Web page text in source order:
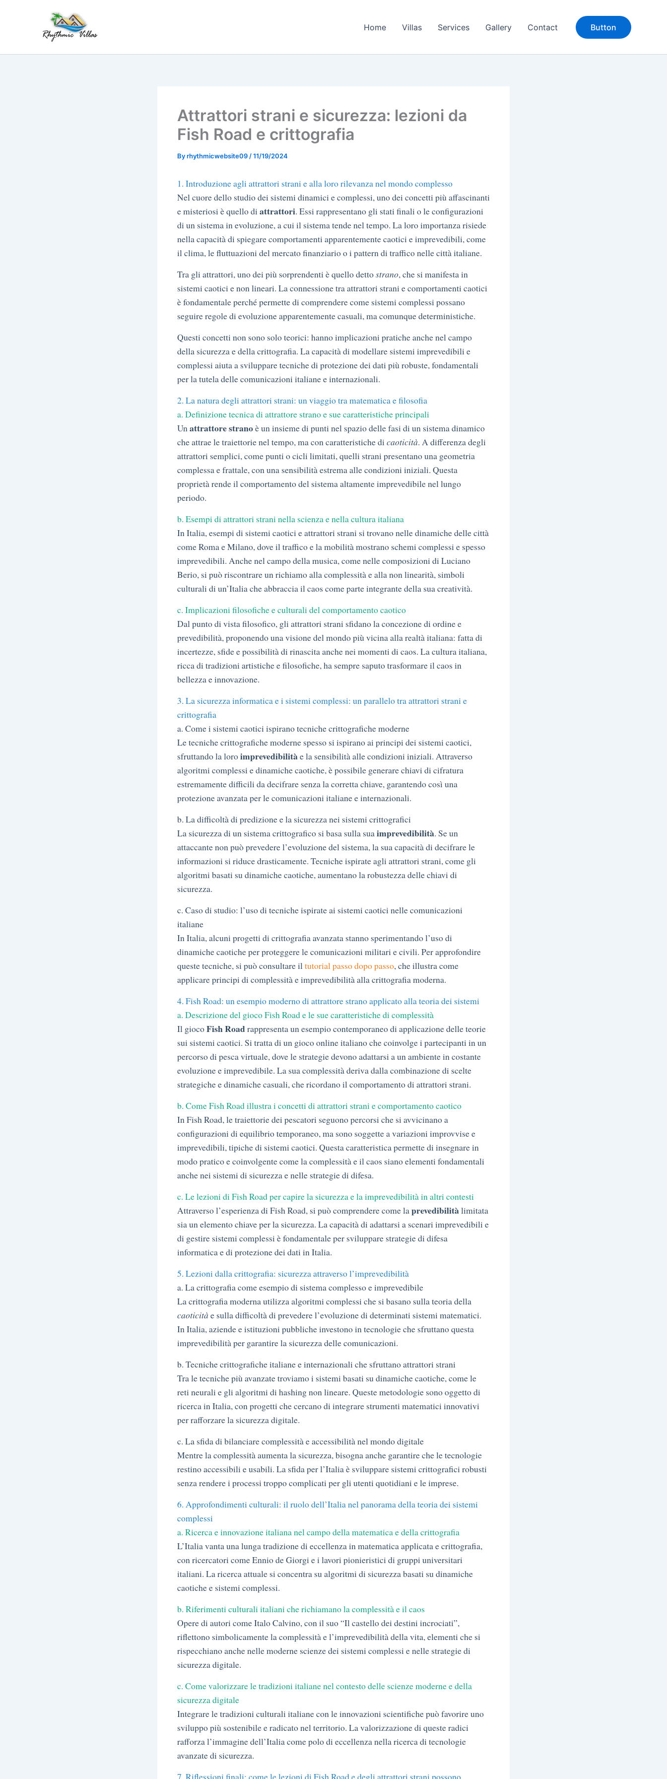
Home Villas Services Gallery Contact Button
Attrattori strani e sicurezza: lezioni da
Fish Road e crittografia
Byrhythmicwebsite09 /11/19/2024
1. Introduzione agli attrattori strani e alla loro rilevanza nel mondo complesso
Nel cuore dello studio dei sistemi dinamici e complessi, uno dei concetti più affascinanti
e misteriosi è quello diattrattori. Essi rappresentano gli stati finali o le configurazioni
di un sistema in evoluzione, a cui il sistema tende nel tempo. La loro importanza risiede
nella capacità di spiegare comportamenti apparentemente caotici e imprevedibili, come
il clima, le fluttuazioni del mercato finanziario o i pattern di traffico nelle città italiane.
Tra gli attrattori, uno dei più sorprendenti è quello dettostrano, che si manifesta in
sistemi caotici e non lineari. La connessione tra attrattori strani e comportamenti caotici
è fondamentale perché permette di comprendere come sistemi complessi possano
seguire regole di evoluzione apparentemente casuali, ma comunque deterministiche.
Questi concetti non sono solo teorici: hanno implicazioni pratiche anche nel campo
della sicurezza e della crittografia. La capacità di modellare sistemi imprevedibili e
complessi aiuta a sviluppare tecniche di protezione dei dati più robuste, fondamentali
per la tutela delle comunicazioni italiane e internazionali.
2. La natura degli attrattori strani: un viaggio tra matematica e filosofia
a. Definizione tecnica di attrattore strano e sue caratteristiche principali
Unattrattore stranoè un insieme di punti nel spazio delle fasi di un sistema dinamico
che attrae le traiettorie nel tempo, ma con caratteristiche dicaoticità. A differenza degli
attrattori semplici, come punti o cicli limitati, quelli strani presentano una geometria
complessa e frattale, con una sensibilità estrema alle condizioni iniziali. Questa
proprietà rende il comportamento del sistema altamente imprevedibile nel lungo
periodo.
b. Esempi di attrattori strani nella scienza e nella cultura italiana
In Italia, esempi di sistemi caotici e attrattori strani si trovano nelle dinamiche delle città
come Roma e Milano, dove il traffico e la mobilità mostrano schemi complessi e spesso
imprevedibili. Anche nel campo della musica, come nelle composizioni di Luciano
Berio, si può riscontrare un richiamo alla complessità e alla non linearità, simboli
culturali di un’Italia che abbraccia il caos come parte integrante della sua creatività.
c. Implicazioni filosofiche e culturali del comportamento caotico
Dal punto di vista filosofico, gli attrattori strani sfidano la concezione di ordine e
prevedibilità, proponendo una visione del mondo più vicina alla realtà italiana: fatta di
incertezze, sfide e possibilità di rinascita anche nei momenti di caos. La cultura italiana,
ricca di tradizioni artistiche e filosofiche, ha sempre saputo trasformare il caos in
bellezza e innovazione.
3. La sicurezza informatica e i sistemi complessi: un parallelo tra attrattori strani e
crittografia
a. Come i sistemi caotici ispirano tecniche crittografiche moderne
Le tecniche crittografiche moderne spesso si ispirano ai principi dei sistemi caotici,
sfruttando la loroimprevedibilitàe la sensibilità alle condizioni iniziali. Attraverso
algoritmi complessi e dinamiche caotiche, è possibile generare chiavi di cifratura
estremamente difficili da decifrare senza la corretta chiave, garantendo così una
protezione avanzata per le comunicazioni italiane e internazionali.
b. La difficoltà di predizione e la sicurezza nei sistemi crittografici
La sicurezza di un sistema crittografico si basa sulla suaimprevedibilità. Se un
attaccante non può prevedere l’evoluzione del sistema, la sua capacità di decifrare le
informazioni si riduce drasticamente. Tecniche ispirate agli attrattori strani, come gli
algoritmi basati su dinamiche caotiche, aumentano la robustezza delle chiavi di
sicurezza.
c. Caso di studio: l’uso di tecniche ispirate ai sistemi caotici nelle comunicazioni
italiane
In Italia, alcuni progetti di crittografia avanzata stanno sperimentando l’uso di
dinamiche caotiche per proteggere le comunicazioni militari e civili. Per approfondire
queste tecniche, si può consultare iltutorial passo dopo passo, che illustra come
applicare principi di complessità e imprevedibilità alla crittografia moderna.
4. Fish Road: un esempio moderno di attrattore strano applicato alla teoria dei sistemi
a. Descrizione del gioco Fish Road e le sue caratteristiche di complessità
Il giocoFish Roadrappresenta un esempio contemporaneo di applicazione delle teorie
sui sistemi caotici. Si tratta di un gioco online italiano che coinvolge i partecipanti in un
percorso di pesca virtuale, dove le strategie devono adattarsi a un ambiente in costante
evoluzione e imprevedibile. La sua complessità deriva dalla combinazione di scelte
strategiche e dinamiche casuali, che ricordano il comportamento di attrattori strani.
b. Come Fish Road illustra i concetti di attrattori strani e comportamento caotico
In Fish Road, le traiettorie dei pescatori seguono percorsi che si avvicinano a
configurazioni di equilibrio temporaneo, ma sono soggette a variazioni improvvise e
imprevedibili, tipiche di sistemi caotici. Questa caratteristica permette di insegnare in
modo pratico e coinvolgente come la complessità e il caos siano elementi fondamentali
anche nei sistemi di sicurezza e nelle strategie di difesa.
c. Le lezioni di Fish Road per capire la sicurezza e la imprevedibilità in altri contesti
Attraverso l’esperienza di Fish Road, si può comprendere come laprevedibilitàlimitata
sia un elemento chiave per la sicurezza. La capacità di adattarsi a scenari imprevedibili e
di gestire sistemi complessi è fondamentale per sviluppare strategie di difesa
informatica e di protezione dei dati in Italia.
5. Lezioni dalla crittografia: sicurezza attraverso l’imprevedibilità
a. La crittografia come esempio di sistema complesso e imprevedibile
La crittografia moderna utilizza algoritmi complessi che si basano sulla teoria della
caoticità e sulla difficoltà di prevedere l’evoluzione di determinati sistemi matematici.
In Italia, aziende e istituzioni pubbliche investono in tecnologie che sfruttano questa
imprevedibilità per garantire la sicurezza delle comunicazioni.
b. Tecniche crittografiche italiane e internazionali che sfruttano attrattori strani
Tra le tecniche più avanzate troviamo i sistemi basati su dinamiche caotiche, come le
reti neurali e gli algoritmi di hashing non lineare. Queste metodologie sono oggetto di
ricerca in Italia, con progetti che cercano di integrare strumenti matematici innovativi
per rafforzare la sicurezza digitale.
c. La sfida di bilanciare complessità e accessibilità nel mondo digitale
Mentre la complessità aumenta la sicurezza, bisogna anche garantire che le tecnologie
restino accessibili e usabili. La sfida per l’Italia è sviluppare sistemi crittografici robusti
senza rendere i processi troppo complicati per gli utenti quotidiani e le imprese.
6. Approfondimenti culturali: il ruolo dell’Italia nel panorama della teoria dei sistemi
complessi
a. Ricerca e innovazione italiana nel campo della matematica e della crittografia
L’Italia vanta una lunga tradizione di eccellenza in matematica applicata e crittografia,
con ricercatori come Ennio de Giorgi e i lavori pionieristici di gruppi universitari
italiani. La ricerca attuale si concentra su algoritmi di sicurezza basati su dinamiche
caotiche e sistemi complessi.
b. Riferimenti culturali italiani che richiamano la complessità e il caos
Opere di autori come Italo Calvino, con il suo “Il castello dei destini incrociati”,
riflettono simbolicamente la complessità e l’imprevedibilità della vita, elementi che si
rispecchiano anche nelle moderne scienze dei sistemi complessi e nelle strategie di
sicurezza digitale.
c. Come valorizzare le tradizioni italiane nel contesto delle scienze moderne e della
sicurezza digitale
Integrare le tradizioni culturali italiane con le innovazioni scientifiche può favorire uno
sviluppo più sostenibile e radicato nel territorio. La valorizzazione di queste radici
rafforza l’immagine dell’Italia come polo di eccellenza nella ricerca di tecnologie
avanzate di sicurezza.
7. Riflessioni finali: come le lezioni di Fish Road e degli attrattori strani possono